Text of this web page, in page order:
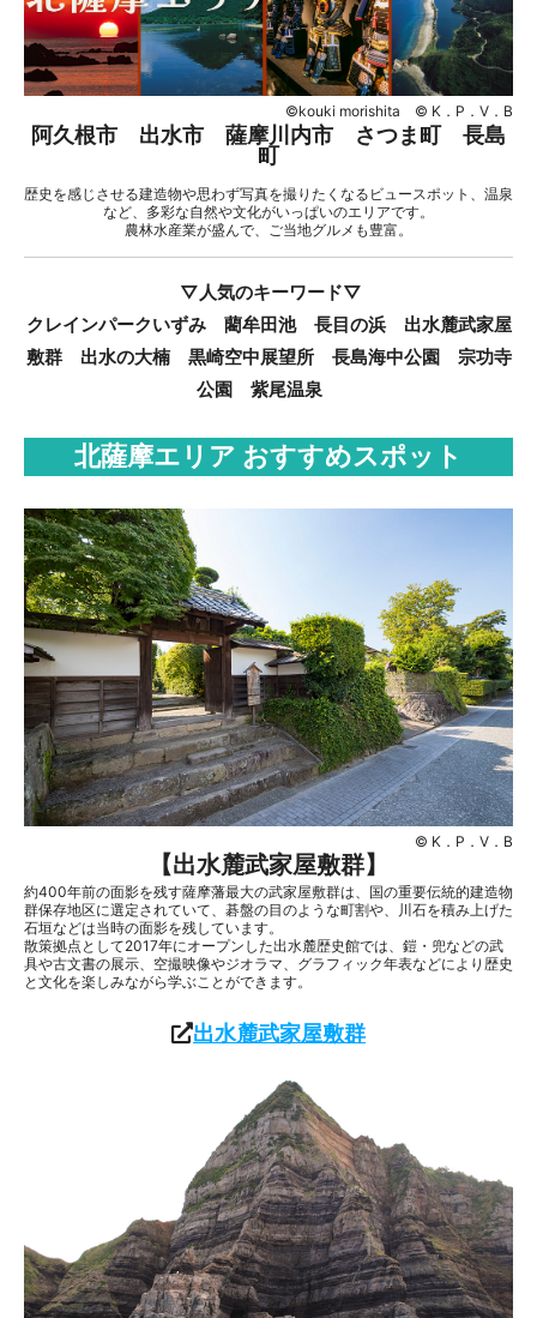
©kouki morishita © K．P．V．B
阿久根市 出水市 薩摩川内市 さつま町 長島
町
歴史を感じさせる建造物や思わず写真を撮りたくなるビュースポット、温泉
など、多彩な自然や文化がいっぱいのエリアです。
農林水産業が盛んで、ご当地グルメも豊富。
▽人気のキーワード▽
クレインパークいずみ 藺牟田池 長目の浜 出水麓武家屋
敷群 出水の大楠 黒崎空中展望所 長島海中公園 宗功寺
公園 紫尾温泉
北薩摩エリア おすすめスポット
© K．P．V．B
【出水麓武家屋敷群】
約400年前の面影を残す薩摩藩最大の武家屋敷群は、国の重要伝統的建造物
群保存地区に選定されていて、碁盤の目のような町割や、川石を積み上げた
石垣などは当時の面影を残しています。
散策拠点として2017年にオープンした出水麓歴史館では、鎧・兜などの武
具や古文書の展示、空撮映像やジオラマ、グラフィック年表などにより歴史
と文化を楽しみながら学ぶことができます。
出水麓武家屋敷群